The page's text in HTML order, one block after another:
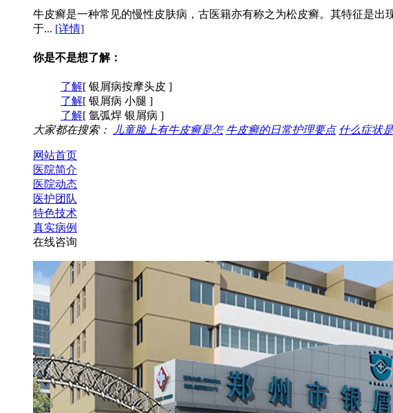
牛皮癣是一种常见的慢性皮肤病，古医籍亦有称之为松皮癣。其特征是
于... [详情]
你是不是想了解：
了解[ 银屑病按摩头皮 ]
了解[ 银屑病 小腿 ]
了解[ 氩弧焊 银屑病 ]
大家都在搜索：
儿童脸上有牛皮癣是怎 牛皮癣的日常护理要点 什么症状
网站首页
医院简介
医院动态
医护团队
特色技术
真实病例
在线咨询